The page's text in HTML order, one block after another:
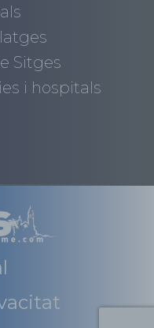
Sitges
i hospitals